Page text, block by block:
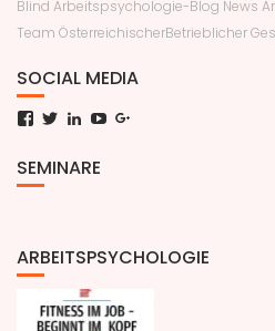
Blind Arbeitspsychologie-Blog News
Team ÖsterreichischerBetrieblicher
SOCIAL MEDIA
Facebook
TwitterLinkedInYouTube
SEMINARE
ARBEITSPSYCHOLOGIE